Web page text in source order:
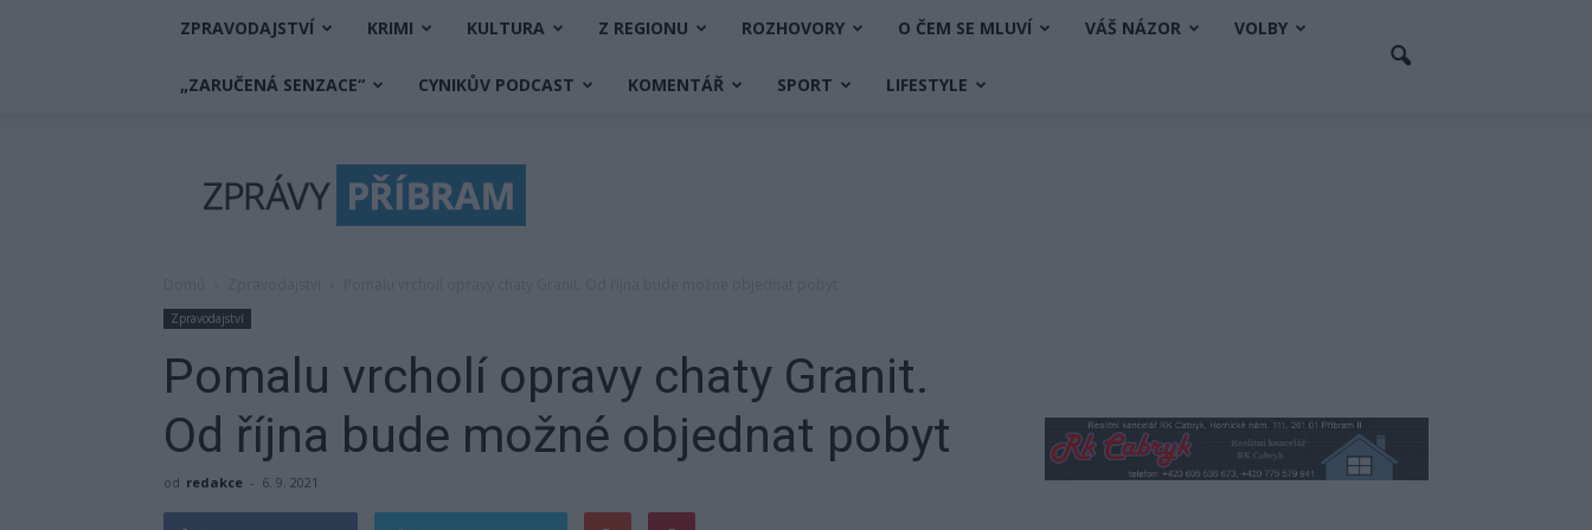
ZPRAVODAJSTVÍ KRIMI KULTURA Z REGIONU ROZHOVORY O ČEM SE MLUVÍ VÁŠ NÁZOR VOLBY
„ZARUČENÁ SENZACE“ CYNIKŮV PODCAST KOMENTÁŘ SPORT LIFESTYLE
Příbram
Zpravodajství
Pomalu vrcholí opravy chaty Granit.
Od října bude možné objednat pobyt
od redakce - 6. 9. 2021